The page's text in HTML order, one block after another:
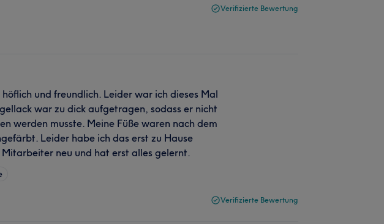
Verifizierte Bewertung
und freundlich. Leider war ich dieses Mal
war zu dick aufgetragen, sodass er nicht
werden musste. Meine Füße waren nach dem
Leider habe ich das erst zu Hause
neu und hat erst alles gelernt.
Verifizierte Bewertung